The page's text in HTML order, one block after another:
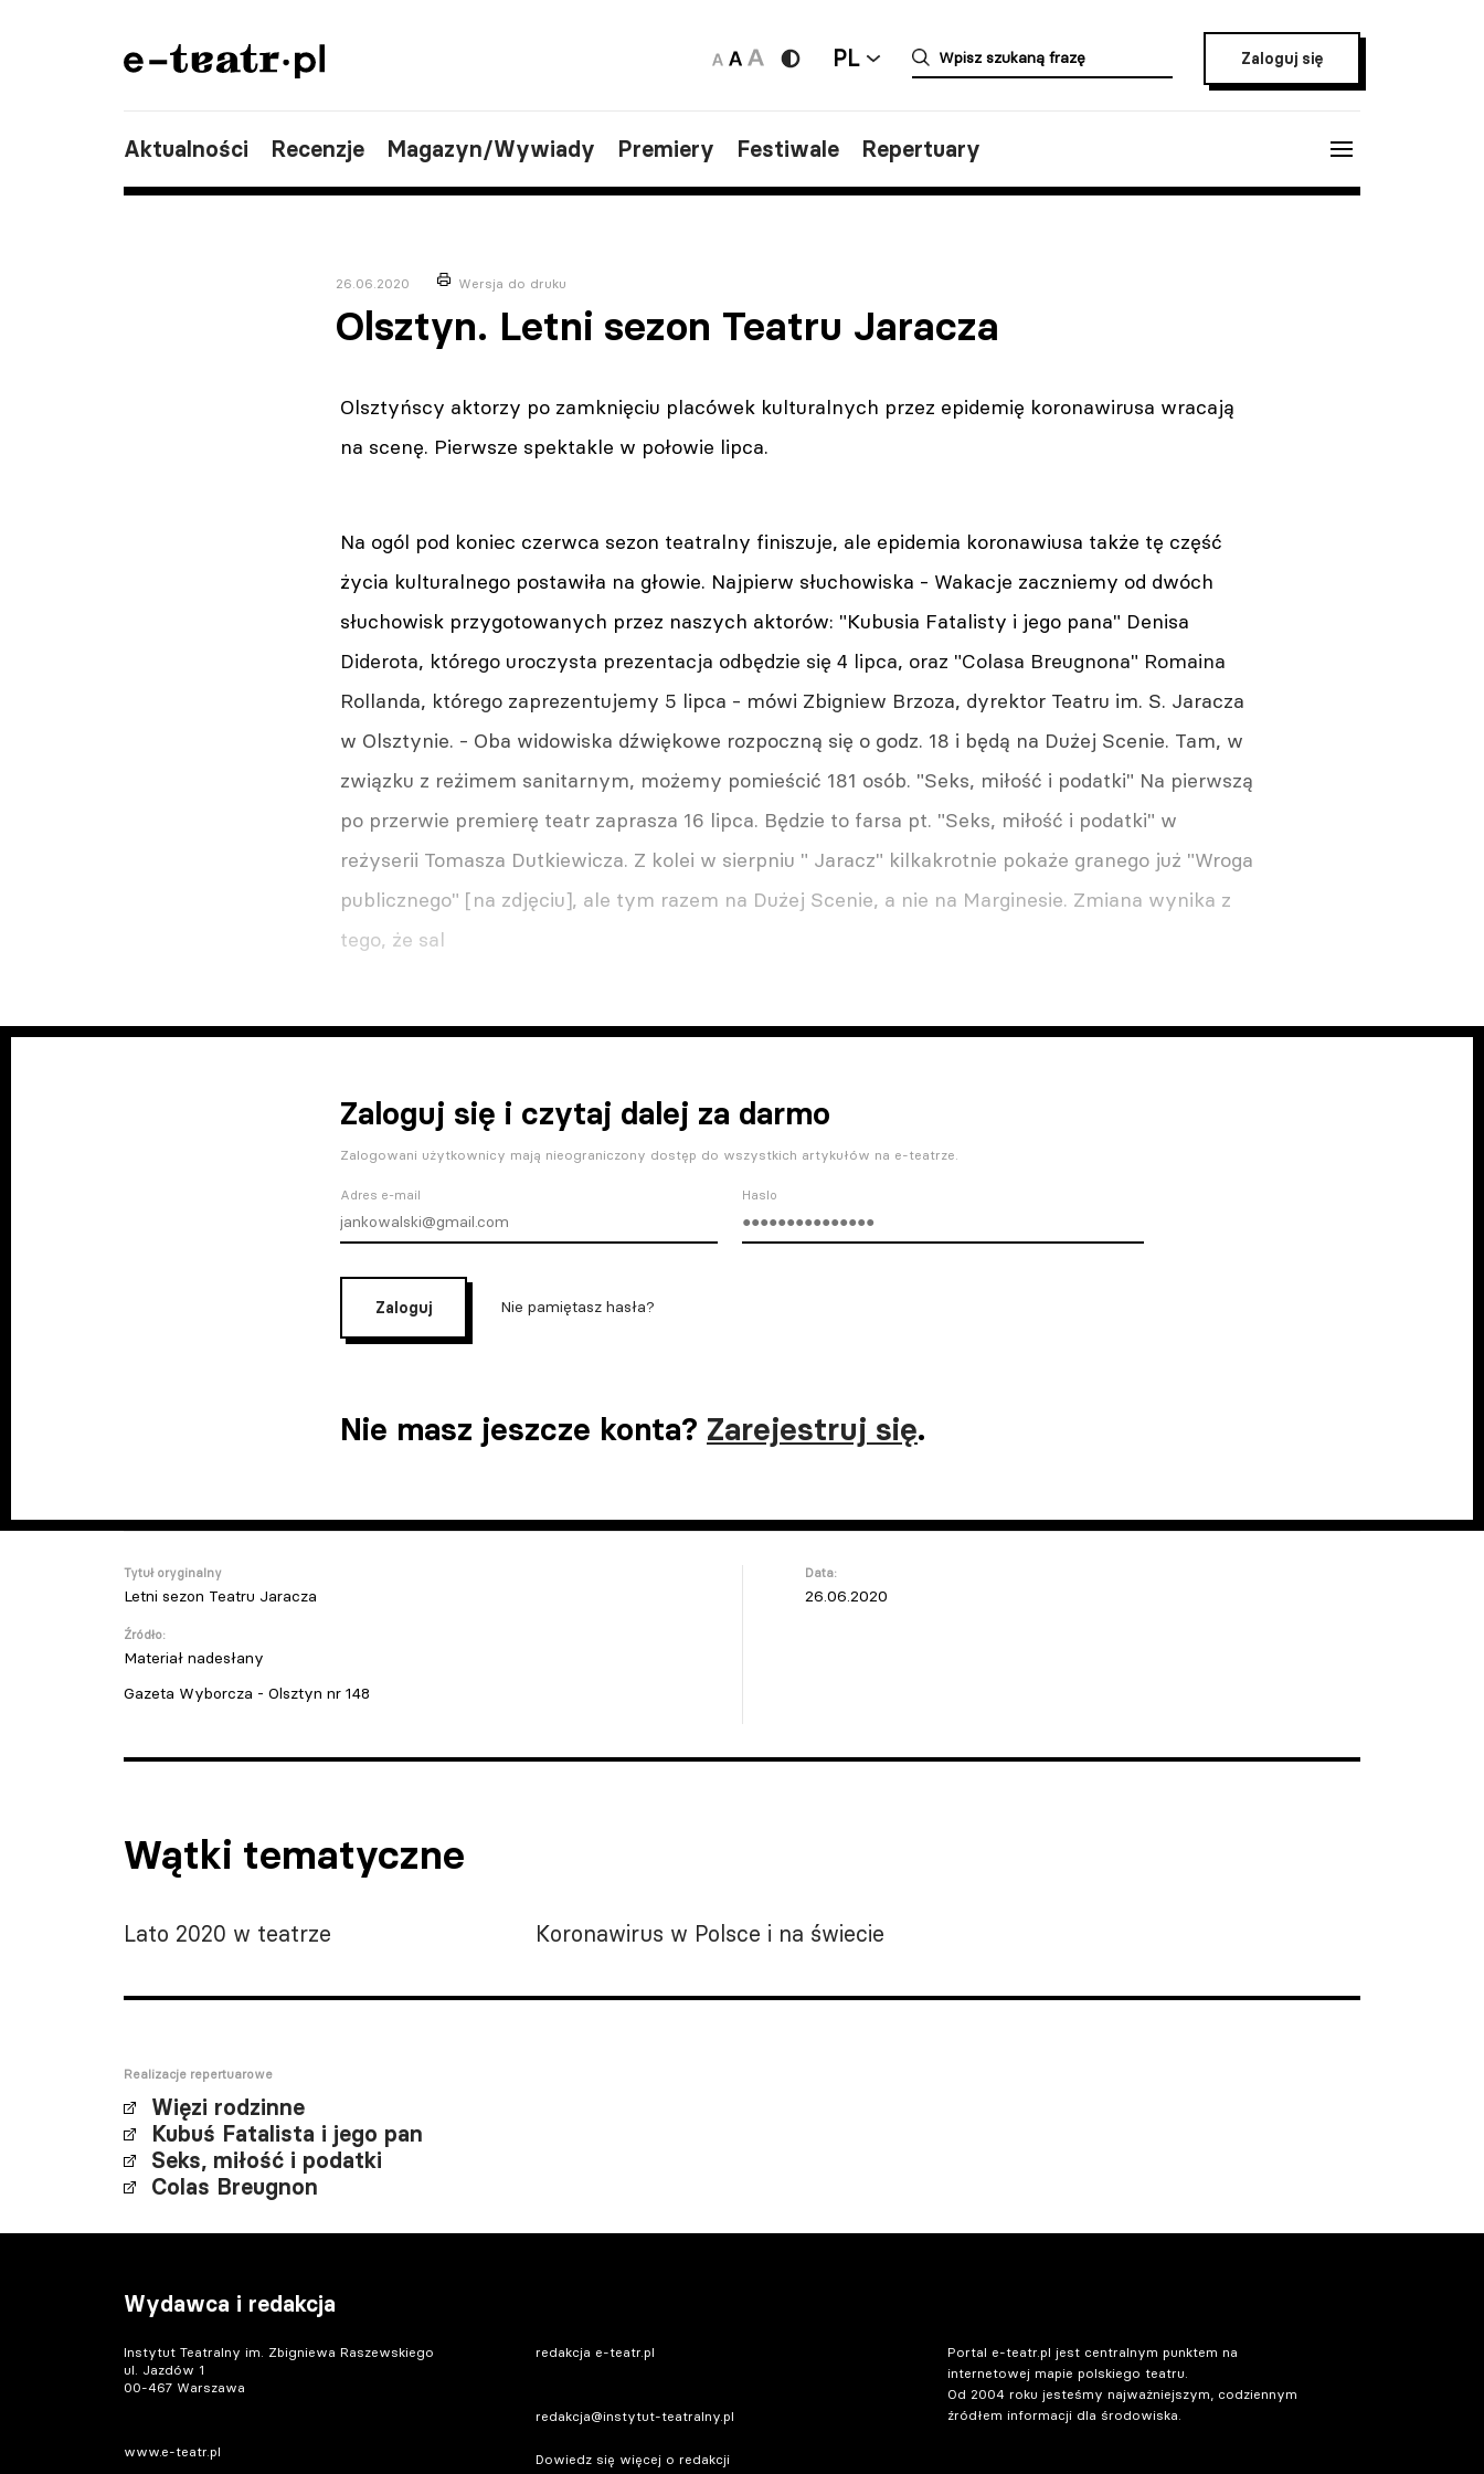
PL Zaloguj się
Aktualności Recenzje Magazyn/Wywiady Premiery Festiwale Repertuary
26.06.2020 Wersja do druku
Olsztyn. Letni sezon Teatru Jaracza
Olsztyńscy aktorzy po zamknięciu placówek kulturalnych przez epidemię koronawirusa wracają
na scenę. Pierwsze spektakle w połowie lipca.
Na ogól pod koniec czerwca sezon teatralny finiszuje, ale epidemia koronawiusa także tę część
życia kulturalnego postawiła na głowie. Najpierw słuchowiska - Wakacje zaczniemy od dwóch
słuchowisk przygotowanych przez naszych aktorów: "Kubusia Fatalisty i jego pana" Denisa
Diderota, którego uroczysta prezentacja odbędzie się 4 lipca, oraz "Colasa Breugnona" Romaina
Rollanda, którego zaprezentujemy 5 lipca - mówi Zbigniew Brzoza, dyrektor Teatru im. S. Jaracza
w Olsztynie. - Oba widowiska dźwiękowe rozpoczną się o godz. 18 i będą na Dużej Scenie. Tam, w
związku z reżimem sanitarnym, możemy pomieścić 181 osób. "Seks, miłość i podatki" Na pierwszą
po przerwie premierę teatr zaprasza 16 lipca. Będzie to farsa pt. "Seks, miłość i podatki" w
reżyserii Tomasza Dutkiewicza. Z kolei w sierpniu " Jaracz" kilkakrotnie pokaże granego już "Wroga
publicznego" [na zdjęciu], ale tym razem na Dużej Scenie, a nie na Marginesie. Zmiana wynika z
tego, że sal
Zaloguj się i czytaj dalej za darmo
Zalogowani użytkownicy mają nieograniczony dostęp do wszystkich artykułów na e-teatrze.
Adres e-mail Haslo
Zaloguj Nie pamiętasz hasła?
Nie masz jeszcze konta? Zarejestruj się.
Tytuł oryginalny
Letni sezon Teatru Jaracza
Źródło:
Materiał nadesłany
Gazeta Wyborcza - Olsztyn nr 148
Data:
26.06.2020
Wątki tematyczne
Lato 2020 w teatrze Koronawirus w Polsce i na świecie
Realizacje repertuarowe
Więzi rodzinne
Kubuś Fatalista i jego pan
Seks, miłość i podatki
Colas Breugnon
Wydawca i redakcja
Instytut Teatralny im. Zbigniewa Raszewskiego
ul. Jazdów 1
00-467 Warszawa
www.e-teatr.pl
redakcja e-teatr.pl
redakcja@instytut-teatralny.pl
Dowiedz się więcej o redakcji
Portal e-teatr.pl jest centralnym punktem na
internetowej mapie polskiego teatru.
Od 2004 roku jesteśmy najważniejszym, codziennym
źródłem informacji dla środowiska.